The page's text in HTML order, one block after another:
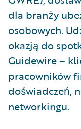
dla branży
osobowych.
okazją do
Guidewire –
pracowników
doświadczeń,
networkingu.